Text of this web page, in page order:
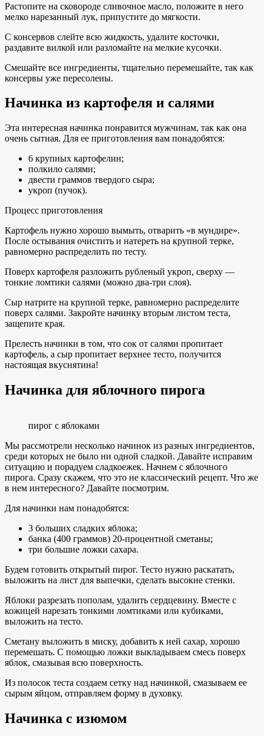
Растопите на сковороде сливочное масло, положите в него
мелко нарезанный лук, припустите до мягкости.
С консервов слейте всю жидкость, удалите косточки,
раздавите вилкой или разломайте на мелкие кусочки.
Смешайте все ингредиенты, тщательно перемешайте, так как
консервы уже пересолены.
Начинка из картофеля и салями
Эта интересная начинка понравится мужчинам, так как она
очень сытная. Для ее приготовления вам понадобятся:
6 крупных картофелин;
полкило салями;
двести граммов твердого сыра;
укроп (пучок).
Процесс приготовления
Картофель нужно хорошо вымыть, отварить «в мундире».
После остывания очистить и натереть на крупной терке,
равномерно распределить по тесту.
Поверх картофеля разложить рубленый укроп, сверху —
тонкие ломтики салями (можно два-три слоя).
Сыр натрите на крупной терке, равномерно распределите
поверх салями. Закройте начинку вторым листом теста,
защепите края.
Прелесть начинки в том, что сок от салями пропитает
картофель, а сыр пропитает верхнее тесто, получится
настоящая вкуснятина!
Начинка для яблочного пирога
пирог с яблоками
Мы рассмотрели несколько начинок из разных ингредиентов,
среди которых не было ни одной сладкой. Давайте исправим
ситуацию и порадуем сладкоежек. Начнем с яблочного
пирога. Сразу скажем, что это не классический рецепт. Что же
в нем интересного? Давайте посмотрим.
Для начинки нам понадобятся:
3 больших сладких яблока;
банка (400 граммов) 20-процентной сметаны;
три большие ложки сахара.
Будем готовить открытый пирог. Тесто нужно раскатать,
выложить на лист для выпечки, сделать высокие стенки.
Яблоки разрезать пополам, удалить сердцевину. Вместе с
кожицей нарезать тонкими ломтиками или кубиками,
выложить на тесто.
Сметану выложить в миску, добавить к ней сахар, хорошо
перемешать. С помощью ложки выкладываем смесь поверх
яблок, смазывая всю поверхность.
Из полосок теста создаем сетку над начинкой, смазываем ее
сырым яйцом, отправляем форму в духовку.
Начинка с изюмом